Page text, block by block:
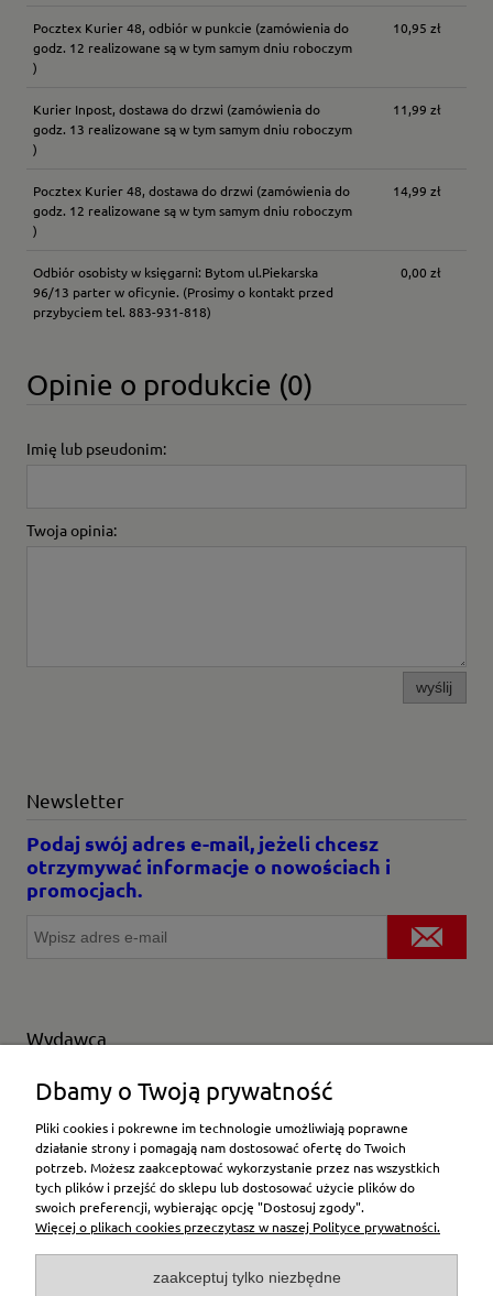
Pocztex Kurier 48, odbiór w punkcie (zamówienia do
godz. 12 realizowane są w tym samym dniu roboczym
)
10,95 zł
Kurier Inpost, dostawa do drzwi (zamówienia do
godz. 13 realizowane są w tym samym dniu roboczym
)
11,99 zł
Pocztex Kurier 48, dostawa do drzwi (zamówienia do
godz. 12 realizowane są w tym samym dniu roboczym
)
14,99 zł
Odbiór osobisty w księgarni: Bytom ul.Piekarska
96/13 parter w oficynie. (Prosimy o kontakt przed
przybyciem tel. 883-931-818)
0,00 zł
Opinie o produkcie (0)
Imię lub pseudonim:
Twoja opinia:
wyślij
Newsletter
Podaj swój adres e-mail, jeżeli chcesz
otrzymywać informacje o nowościach i
promocjach.
Wydawca
Wybierz producenta
Moje konto
Płatności i dostawa
Pomoc
Dbamy o Twoją prywatność
Pliki cookies i pokrewne im technologie umożliwiają poprawne
działanie strony i pomagają nam dostosować ofertę do Twoich
potrzeb. Możesz zaakceptować wykorzystanie przez nas wszystkich
tych plików i przejść do sklepu lub dostosować użycie plików do
swoich preferencji, wybierając opcję "Dostosuj zgody".
Więcej o plikach cookies przeczytasz w naszej Polityce prywatności.
zaakceptuj tylko niezbędne